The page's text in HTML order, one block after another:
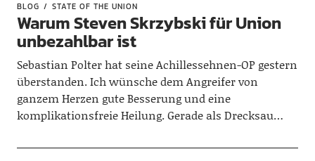
BLOG STATE OF THE UNION
Warum Steven Skrzybski für Union
unbezahlbar ist
Sebastian Polter hat seine Achillessehnen-OP gestern
überstanden. Ich wünsche dem Angreifer von
ganzem Herzen gute Besserung und eine
komplikationsfreie Heilung. Gerade als Drecksau…